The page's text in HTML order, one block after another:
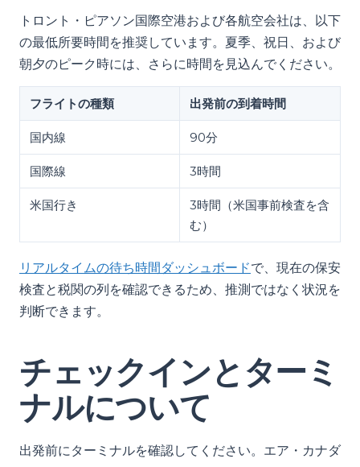
トロント・ピアソン国際空港および各航空会社は、以下
の最低所要時間を推奨しています。夏季、祝日、および
朝夕のピーク時には、さらに時間を見込んでください。
フライトの種類 出発前の到着時間
国内線 90分
国際線 3時間
米国行き
3時間（米国事前検査を含
む）
リアルタイムの待ち時間ダッシュボードで、現在の保安
検査と税関の列を確認できるため、推測ではなく状況を
判断できます。
チェックインとターミ
ナルについて
出発前にターミナルを確認してください。エア・カナダ